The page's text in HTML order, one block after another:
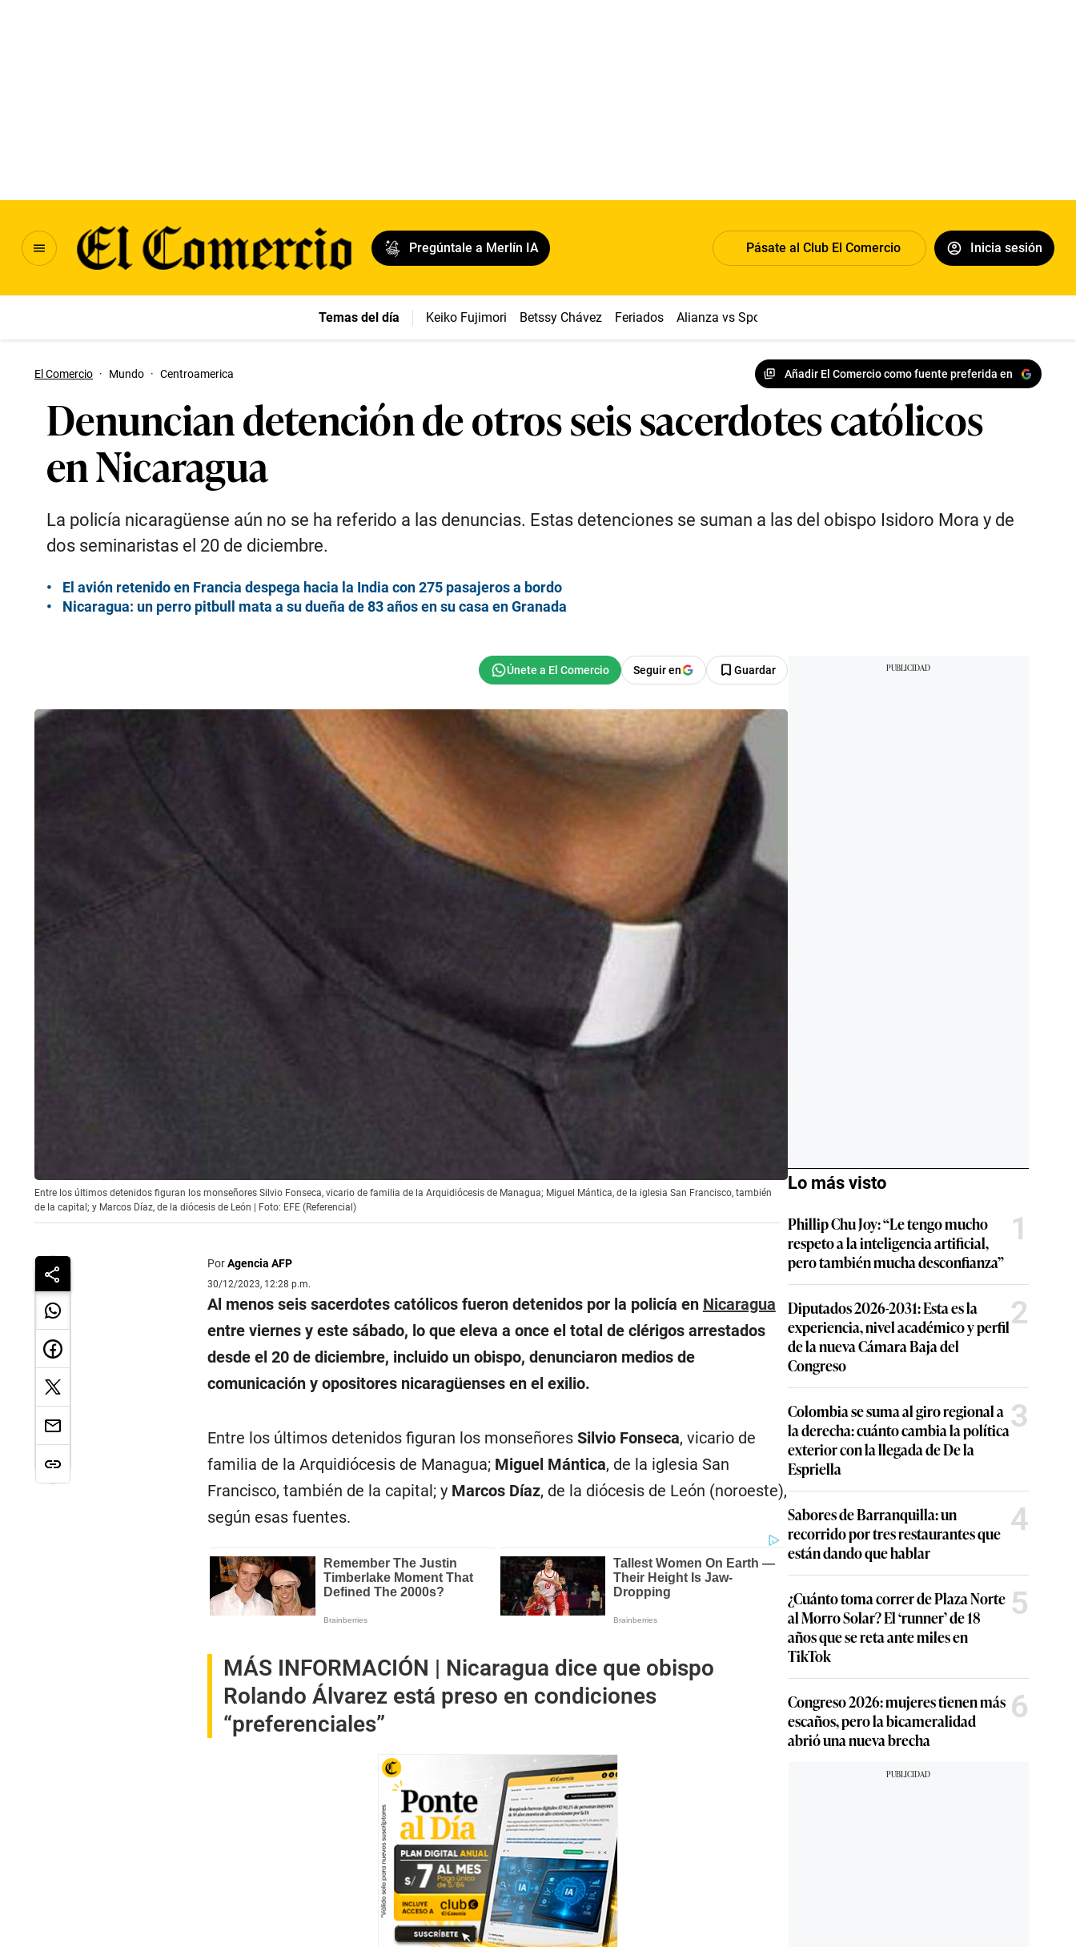
Pregúntale a Merlín IA Pásate al Club El Comercio Inicia sesión
Temas del día Keiko Fujimori Betssy Chávez Feriados Alianza vs Sport Boys
El Comercio · Mundo · Centroamerica Añadir El Comercio como fuente preferida en
Denuncian detención de otros seis sacerdotes católicos
en Nicaragua
La policía nicaragüense aún no se ha referido a las denuncias. Estas detenciones se suman a las del obispo Isidoro Mora y de
dos seminaristas el 20 de diciembre.
El avión retenido en Francia despega hacia la India con 275 pasajeros a bordo
Nicaragua: un perro pitbull mata a su dueña de 83 años en su casa en Granada
Seguir en Guardar
Entre los últimos detenidos figuran los monseñores Silvio Fonseca, vicario de familia de la Arquidiócesis de Managua; Miguel Mántica, de la iglesia San Francisco, también
de la capital; y Marcos Díaz, de la diócesis de León | Foto: EFE (Referencial)
PorAgencia AFP
30/12/2023, 12:28 p.m.
Al menos seis sacerdotes católicos fueron detenidos por la policía en Nicaragua
entre viernes y este sábado, lo que eleva a once el total de clérigos arrestados
desde el 20 de diciembre, incluido un obispo, denunciaron medios de
comunicación y opositores nicaragüenses en el exilio.
Entre los últimos detenidos figuran los monseñores Silvio Fonseca, vicario de
familia de la Arquidiócesis de Managua; Miguel Mántica, de la iglesia San
Francisco, también de la capital; y Marcos Díaz, de la diócesis de León (noroeste),
según esas fuentes.
MÁS INFORMACIÓN | Nicaragua dice que obispo
Rolando Álvarez está preso en condiciones
“preferenciales”
Lo más visto
Phillip Chu Joy: “Le tengo mucho
respeto a la inteligencia artificial,
pero también mucha desconfianza”
1
Diputados 2026-2031: Esta es la
experiencia, nivel académico y perfil
de la nueva Cámara Baja del
Congreso
2
Colombia se suma al giro regional a
la derecha: cuánto cambia la política
exterior con la llegada de De la
Espriella
3
Sabores de Barranquilla: un
recorrido por tres restaurantes que
están dando que hablar
4
¿Cuánto toma correr de Plaza Norte
al Morro Solar? El ‘runner’ de 18
años que se reta ante miles en
TikTok
5
Congreso 2026: mujeres tienen más
escaños, pero la bicameralidad
abrió una nueva brecha
6